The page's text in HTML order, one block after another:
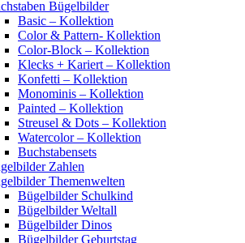
Bügelbilder
Basic – Kollektion
Color & Pattern- Kollektion
Color-Block – Kollektion
Klecks + Kariert – Kollektion
Konfetti – Kollektion
Monominis – Kollektion
Painted – Kollektion
Streusel & Dots – Kollektion
Watercolor – Kollektion
Buchstabensets
Zahlen
Themenwelten
Bügelbilder Schulkind
Bügelbilder Weltall
Bügelbilder Dinos
Bügelbilder Geburtstag